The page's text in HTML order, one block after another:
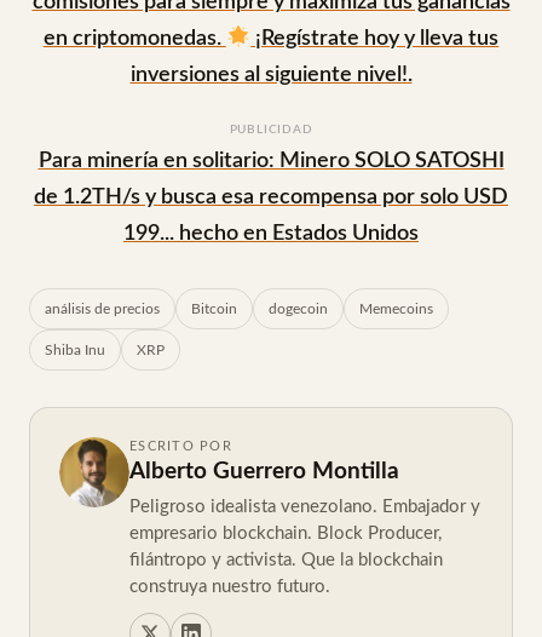
en criptomonedas.
¡Regístrate hoy y lleva tus
inversiones al siguiente nivel!.
PUBLICIDAD
Para minería en solitario: Minero SOLO SATOSHI
de 1.2TH/s y busca esa recompensa por solo USD
199... hecho en Estados Unidos
análisis de precios Bitcoin dogecoin Memecoins
Shiba Inu XRP
ESCRITO POR
Alberto Guerrero Montilla
Peligroso idealista venezolano. Embajador y
empresario blockchain. Block Producer,
filántropo y activista. Que la blockchain
construya nuestro futuro.